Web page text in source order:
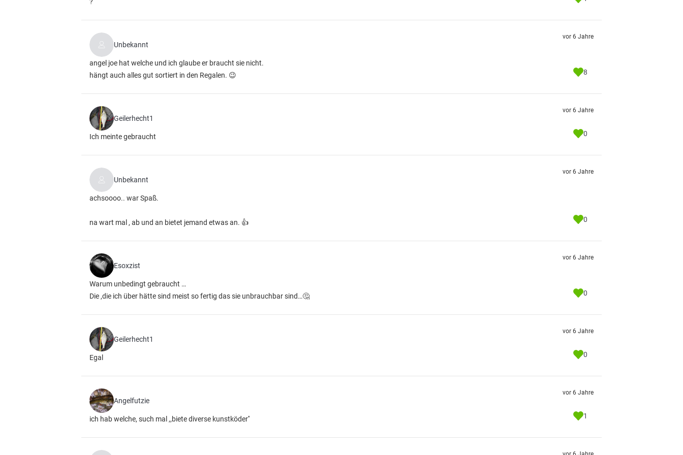
Unbekannt
angel joe hat welche und ich glaube er braucht sie nicht.
hängt auch alles gut sortiert in den Regalen. 😉
vor 6 Jahre
8
Geilerhecht1
Ich meinte gebraucht
vor 6 Jahre
0
Unbekannt
achsoooo.. war Spaß.
na wart mal , ab und an bietet jemand etwas an. 👍
vor 6 Jahre
0
Esoxzist
Warum unbedingt gebraucht …
Die ,die ich über hätte sind meist so fertig das sie unbrauchbar sind…🤔
vor 6 Jahre
0
Geilerhecht1
Egal
vor 6 Jahre
0
Angelfutzie
ich hab welche, such mal ,,biete diverse kunstköder''
vor 6 Jahre
1